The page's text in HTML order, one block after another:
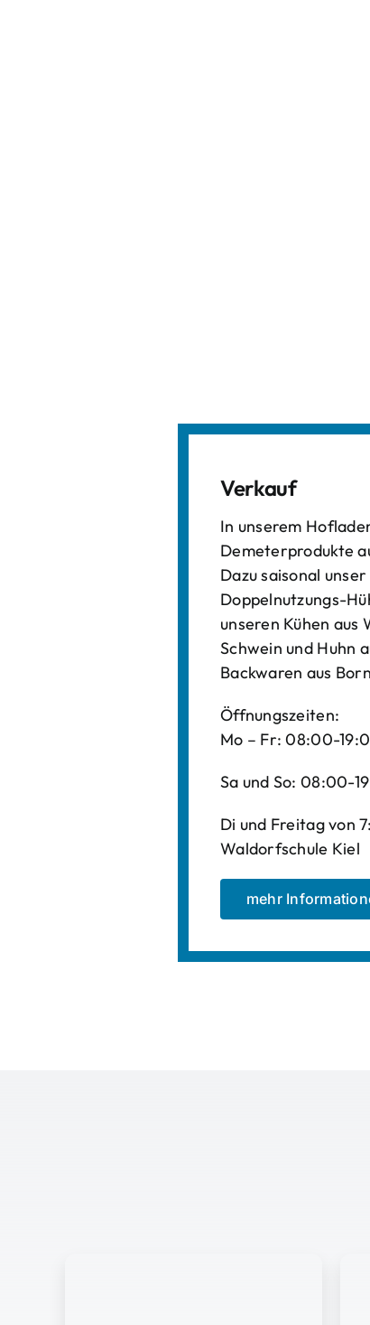
Verkauf
In unserem
Demeterprodukte
Dazu saisonal
Doppelnutzungs-
unseren Kühen aus
Schwein und Huhn
Backwaren aus
Öffnungszeiten:
Mo – Fr: 08:00-
Sa und So: 08:00-
Di und Freitag von
Waldorfschule Kiel
mehr